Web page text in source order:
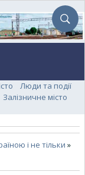
Люди та події
Залізничне місто
і не тільки »